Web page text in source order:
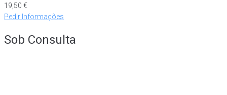
19,50 €
Pedir Informações
Sob Consulta